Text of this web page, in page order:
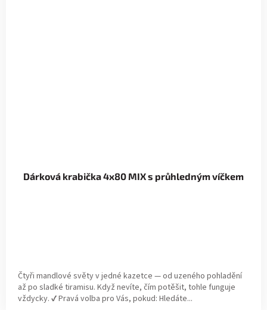
Dárková krabička 4x80 MIX s průhledným víčkem
Čtyři mandlové světy v jedné kazetce — od uzeného pohladění
až po sladké tiramisu. Když nevíte, čím potěšit, tohle funguje
vždycky. ✔ Pravá volba pro Vás, pokud: Hledáte...